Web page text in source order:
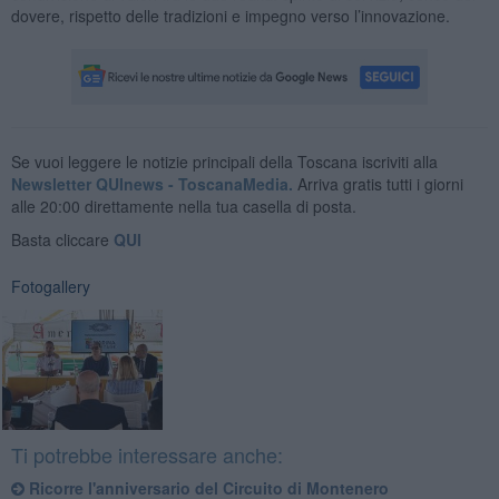
dovere, rispetto delle tradizioni e impegno verso l’innovazione.
Se vuoi leggere le notizie principali della Toscana iscriviti alla
Newsletter QUInews - ToscanaMedia. Arriva gratis tutti i giorni
alle 20:00 direttamente nella tua casella di posta.
Basta cliccare QUI
Fotogallery
Ti potrebbe interessare anche:
Ricorre l'anniversario del Circuito di Montenero